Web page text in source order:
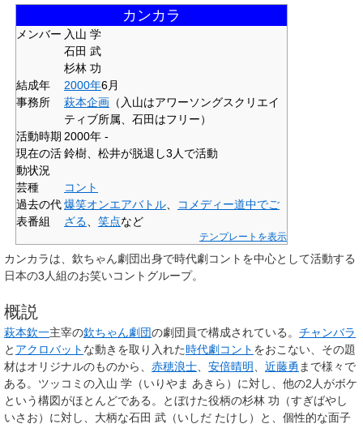
カンカラ
メンバー 入山 学
石田 武
杉林 功
結成年
2000年6月
事務所
萩本企画 （入山はアワーソングスクリエイ
ティブ所属、石田はフリー）
活動時期 2000年 -
現在の活
動状況
鈴樹、松井が脱退し3人で活動
芸種
コント
過去の代
表番組
爆笑オンエアバトル
コメディー道中でご
ざる
笑点など
テンプレートを表示
カンカラは、欽ちゃん劇団出身で時代劇コントを中心として活動する
日本の3人組のお笑いコントグループ。
概説
萩本欽一主宰の欽ちゃん劇団の劇団員で構成されている。 チャンバラ
と アクロバット な動きを取り入れた時代劇 コント をおこない、その題
材はオリジナルのものから、 赤穂浪士、 安倍晴明、 近藤勇まで様々で
ある。ツッコミの入山 学 （いりやま あきら）に対し、他の2人がボケ
という構図がほとんどである。とぼけた役柄の杉林 功 （すぎばやし
いさお）に対し、大柄な石田 武 （いしだ たけし）と、個性的な面子